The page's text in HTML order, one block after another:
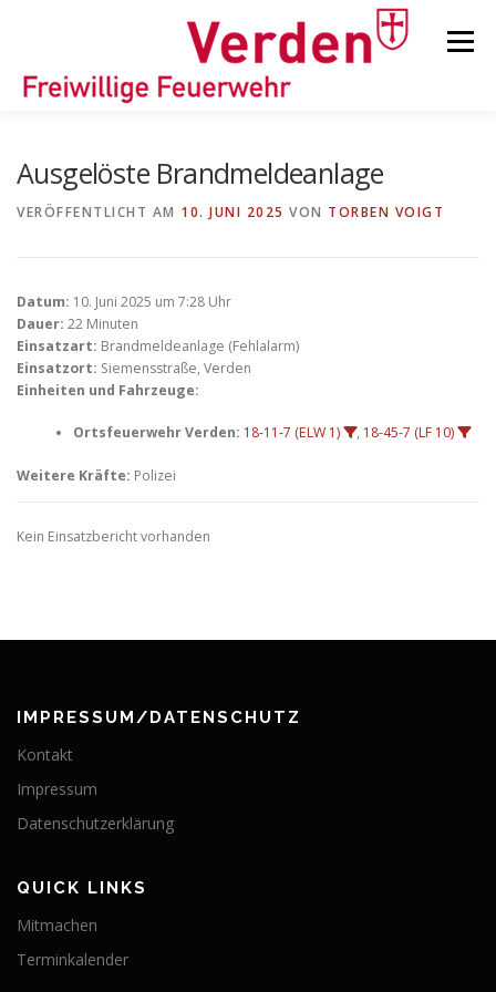
Menü
KINDER-/JUGENDFEUERWEHR
Ausgelöste Brandmeldeanlage
VERÖFFENTLICHT AM 10. JUNI 2025 VON TORBEN VOIGT
Datum: 10. Juni 2025 um 7:28 Uhr
Dauer: 22 Minuten
Einsatzart: Brandmeldeanlage (Fehlalarm)
Einsatzort: Siemensstraße, Verden
Einheiten und Fahrzeuge:
Ortsfeuerwehr Verden: 18-11-7 (ELW 1) , 18-45-7 (LF 10)
Weitere Kräfte: Polizei
Kein Einsatzbericht vorhanden
IMPRESSUM/DATENSCHUTZ
Kontakt
Impressum
Datenschutzerklärung
QUICK LINKS
Mitmachen
Terminkalender